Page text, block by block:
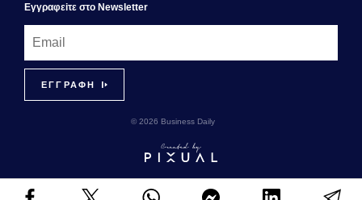
Εγγραφεiτε στο Newsletter
© 2026 Business Daily